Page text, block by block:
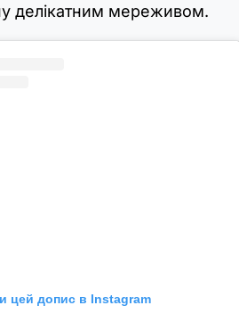
делікатним мереживом.
цей допис в Instagram